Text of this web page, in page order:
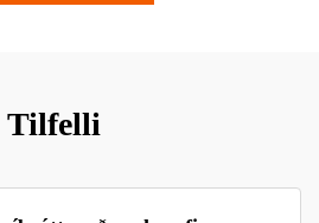
Tilfelli